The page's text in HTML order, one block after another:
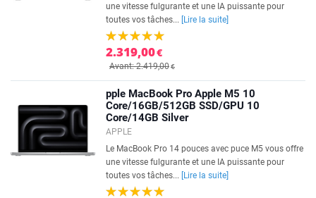
une vitesse fulgurante et une IA puissante pour
toutes vos tâches...
[Lire la suite]
2.319,00€
Avant: 2.419,00€
pple MacBook Pro Apple M5 10
Core/16GB/512GB SSD/GPU 10
Core/14GB Silver
APPLE
Le MacBook Pro 14 pouces avec puce M5 vous offre
une vitesse fulgurante et une IA puissante pour
toutes vos tâches...
[Lire la suite]